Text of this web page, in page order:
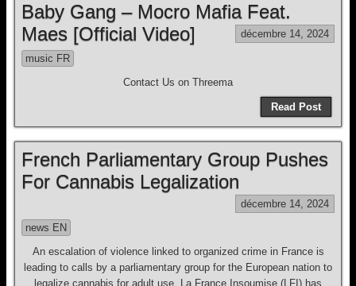
Baby Gang – Mocro Mafia Feat.
Maes [Official Video]
décembre 14, 2024
music FR
Contact Us on Threema
Read Post
French Parliamentary Group Pushes
For Cannabis Legalization
décembre 14, 2024
news EN
An escalation of violence linked to organized crime in France is
leading to calls by a parliamentary group for the European nation to
legalize cannabis for adult use. La France Insoumise (LFI) has